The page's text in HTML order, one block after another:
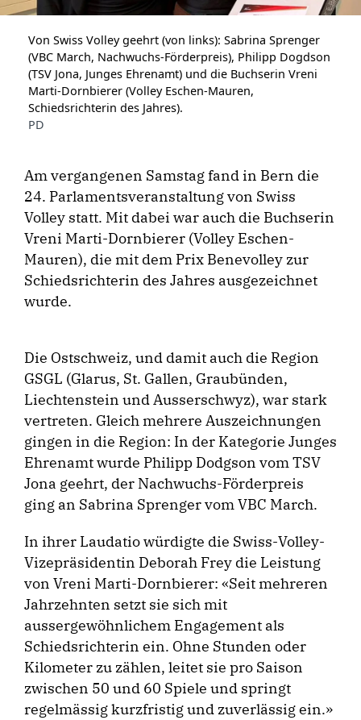
Von Swiss Volley geehrt (von links): Sabrina Sprenger
(VBC March, Nachwuchs-Förderpreis), Philipp Dogdson
(TSV Jona, Junges Ehrenamt) und die Buchserin Vreni
Marti-Dornbierer (Volley Eschen-Mauren,
Schiedsrichterin des Jahres).
PD
Am vergangenen Samstag fand in Bern die
24. Parlamentsveranstaltung von Swiss
Volley statt. Mit dabei war auch die Buchserin
Vreni Marti-Dornbierer (Volley Eschen-
Mauren), die mit dem Prix Benevolley zur
Schiedsrichterin des Jahres ausgezeichnet
wurde.
Die Ostschweiz, und damit auch die Region
GSGL (Glarus, St. Gallen, Graubünden,
Liechtenstein und Ausserschwyz), war stark
vertreten. Gleich mehrere Auszeichnungen
gingen in die Region: In der Kategorie Junges
Ehrenamt wurde Philipp Dodgson vom TSV
Jona geehrt, der Nachwuchs-Förderpreis
ging an Sabrina Sprenger vom VBC March.
In ihrer Laudatio würdigte die Swiss-Volley-
Vizepräsidentin Deborah Frey die Leistung
von Vreni Marti-Dornbierer: «Seit mehreren
Jahrzehnten setzt sie sich mit
aussergewöhnlichem Engagement als
Schiedsrichterin ein. Ohne Stunden oder
Kilometer zu zählen, leitet sie pro Saison
zwischen 50 und 60 Spiele und springt
regelmässig kurzfristig und zuverlässig ein.»